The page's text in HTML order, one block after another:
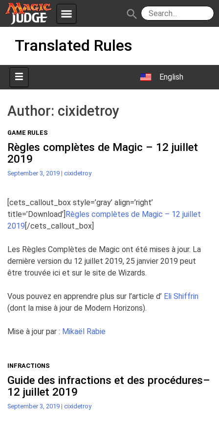
menu
JudgeApps
Forum
Judges
Policies IPG
JAR
search
Translated Rules
English
Author: cixidetroy
GAME RULES
Règles complètes de Magic – 12 juillet
2019
September 3, 2019 | cixidetroy
[cets_callout_box style=’gray’ align=’right’
title=’Download’] Règles complètes de Magic – 12 juillet
2019 [/cets_callout_box]
Les Règles Complètes de Magic ont été mises à jour. La
dernière version du 12 juillet 2019, 25 janvier 2019 peut
être trouvée ici et sur le site de Wizards.
Vous pouvez en apprendre plus sur l’article d’ Eli Shiffrin
(dont la mise à jour de Modern Horizons).
Mise à jour par : Mikaël Rabie
INFRACTIONS
Guide des infractions et des procédures–
12 juillet 2019
September 3, 2019 | cixidetroy